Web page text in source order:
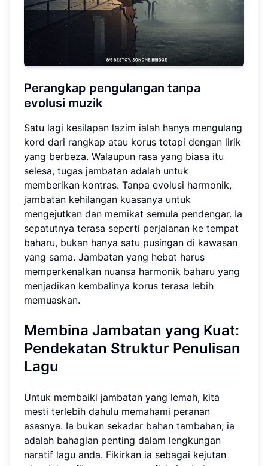
Perangkap pengulangan tanpa
evolusi muzik
Satu lagi kesilapan lazim ialah hanya mengulang
kord dari rangkap atau korus tetapi dengan lirik
yang berbeza. Walaupun rasa yang biasa itu
selesa, tugas jambatan adalah untuk
memberikan kontras. Tanpa evolusi harmonik,
jambatan kehilangan kuasanya untuk
mengejutkan dan memikat semula pendengar. Ia
sepatutnya terasa seperti perjalanan ke tempat
baharu, bukan hanya satu pusingan di kawasan
yang sama. Jambatan yang hebat harus
memperkenalkan nuansa harmonik baharu yang
menjadikan kembalinya korus terasa lebih
memuaskan.
Membina Jambatan yang Kuat:
Pendekatan Struktur Penulisan
Lagu
Untuk membaiki jambatan yang lemah, kita
mesti terlebih dahulu memahami peranan
asasnya. Ia bukan sekadar bahan tambahan; ia
adalah bahagian penting dalam lengkungan
naratif lagu anda. Fikirkan ia sebagai kejutan